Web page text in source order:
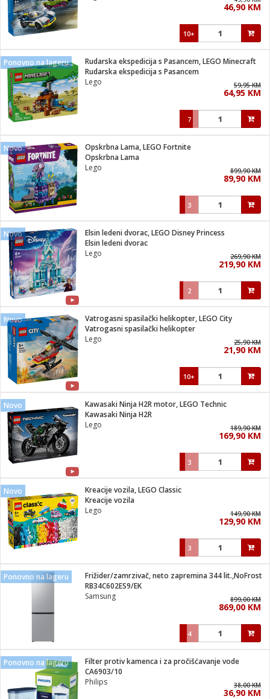
46,90 KM
10+
Ponovno na lageru
Rudarska ekspedicija s Pasancem, LEGO Minecraft
Rudarska ekspedicija s Pasancem
Lego
59,95 KM
64,95 KM
7
Novo
Opskrbna Lama, LEGO Fortnite
Opskrbna Lama
Lego
899,90 KM
89,90 KM
3
Novo
Elsin ledeni dvorac, LEGO Disney Princess
Elsin ledeni dvorac
Lego
269,90 KM
219,90 KM
2
Novo
Vatrogasni spasilački helikopter, LEGO City
Vatrogasni spasilački helikopter
Lego
25,90 KM
21,90 KM
10+
Novo
Kawasaki Ninja H2R motor, LEGO Technic
Kawasaki Ninja H2R
Lego
189,90 KM
169,90 KM
3
Novo
Kreacije vozila, LEGO Classic
Kreacije vozila
Lego
149,90 KM
129,90 KM
3
Ponovno na lageru
Frižider/zamrzivač, neto zapremina 344 lit.,NoFrost
RB34C602ES9/EK
Samsung
899,00 KM
869,00 KM
4
Ponovno na lageru
Filter protiv kamenca i za pročišćavanje vode
CA6903/10
Philips
38,00 KM
36,90 KM